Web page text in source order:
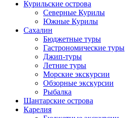
Курильские острова
Северные Курилы
Южные Курилы
Сахалин
Бюджетные туры
Гастрономические туры
Джип-туры
Летние туры
Морские экскурсии
Обзорные экскурсии
Рыбалка
Шантарские острова
Карелия